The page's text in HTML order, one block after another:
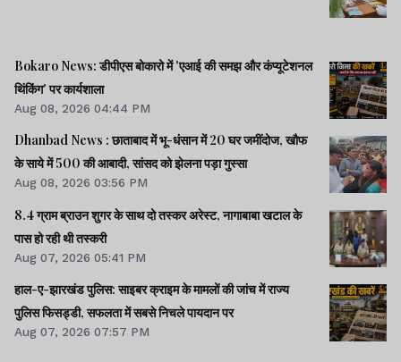
Bokaro News: डीपीएस बोकारो में 'एआई की समझ और कंप्यूटेशनल
थिंकिंग' पर कार्यशाला
Aug 08, 2026 04:44 PM
Dhanbad News : छाताबाद में भू-धंसान में 20 घर जमींदोज, खौफ
के साये में 500 की आबादी, सांसद को झेलना पड़ा गुस्सा
Aug 08, 2026 03:56 PM
8.4 ग्राम ब्राउन शुगर के साथ दो तस्कर अरेस्ट, नागाबाबा खटाल के
पास हो रही थी तस्करी
Aug 07, 2026 05:41 PM
हाल-ए-झारखंड पुलिस: साइबर क्राइम के मामलों की जांच में राज्य
पुलिस फिसड्डी, सफलता में सबसे निचले पायदान पर
Aug 07, 2026 07:57 PM